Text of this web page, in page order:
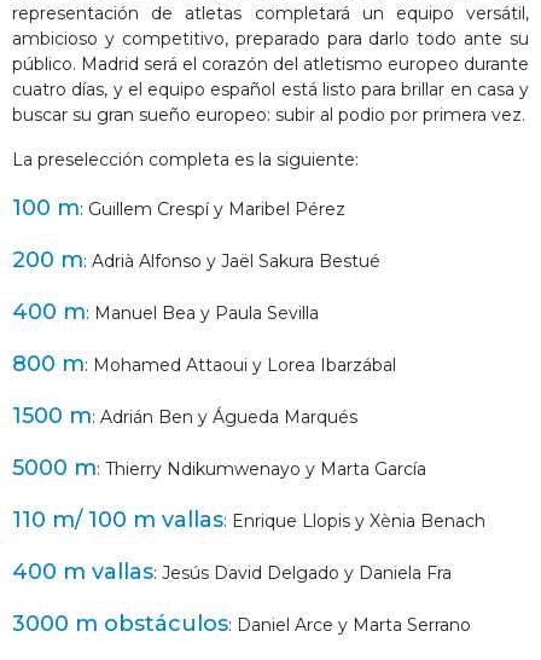
representación de atletas completará un equipo versátil,
ambicioso y competitivo, preparado para darlo todo ante su
público. Madrid será el corazón del atletismo europeo durante
cuatro días, y el equipo español está listo para brillar en casa y
buscar su gran sueño europeo: subir al podio por primera vez.
La preselección completa es la siguiente:
100 m: Guillem Crespí y Maribel Pérez
200 m: Adrià Alfonso y Jaël Sakura Bestué
400 m: Manuel Bea y Paula Sevilla
800 m: Mohamed Attaoui y Lorea Ibarzábal
1500 m: Adrián Ben y Águeda Marqués
5000 m: Thierry Ndikumwenayo y Marta García
110 m/ 100 m vallas: Enrique Llopis y Xènia Benach
400 m vallas: Jesús David Delgado y Daniela Fra
3000 m obstáculos: Daniel Arce y Marta Serrano